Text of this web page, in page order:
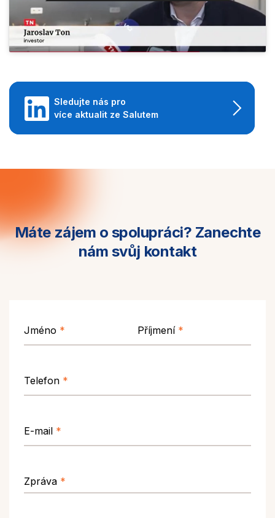
Sledujte nás pro
více aktualit ze Salutem
Máte zájem o spolupráci? Zanechte
nám svůj kontakt
Jméno * Příjmení *
Telefon *
E-mail *
Zpráva *